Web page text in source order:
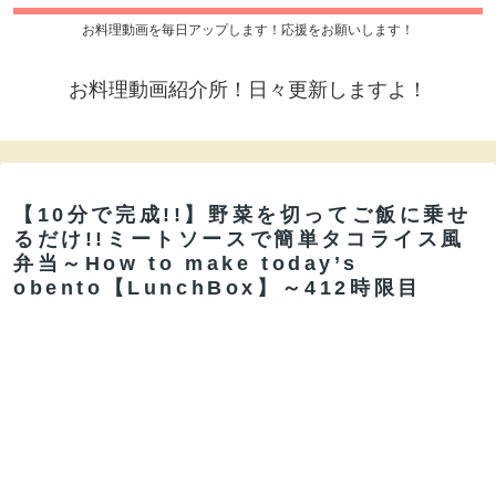
お料理動画を毎日アップします！応援をお願いします！
お料理動画紹介所！日々更新しますよ！
【10分で完成!!】野菜を切ってご飯に乗せ
るだけ!!ミートソースで簡単タコライス風
弁当～How to make today’s
obento【LunchBox】～412時限目